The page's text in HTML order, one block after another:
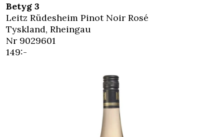
Betyg 3
Leitz Rüdesheim Pinot Noir Rosé
Tyskland, Rheingau
Nr 9029601
149:-